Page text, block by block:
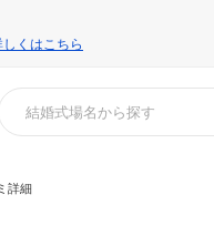
しくはこちら
詳細